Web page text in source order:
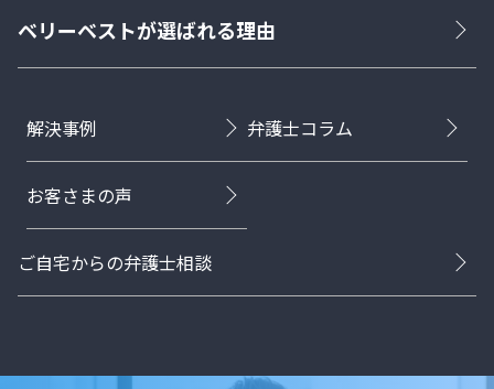
ベリーベストが選ばれる理由
解決事例 弁護士コラム
お客さまの声
ご自宅からの弁護士相談